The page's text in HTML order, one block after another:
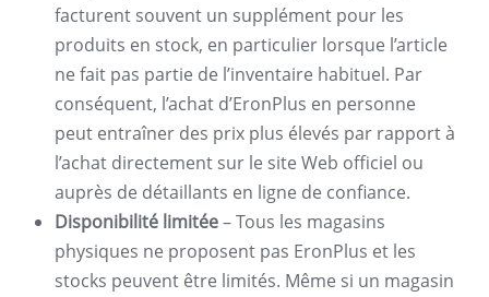
facturent souvent un supplément pour les
produits en stock, en particulier lorsque l’article
ne fait pas partie de l’inventaire habituel. Par
conséquent, l’achat d’EronPlus en personne
peut entraîner des prix plus élevés par rapport à
l’achat directement sur le site Web officiel ou
auprès de détaillants en ligne de confiance.
Disponibilité limitée– Tous les magasins
physiques ne proposent pas EronPlus et les
stocks peuvent être limités. Même si un magasin